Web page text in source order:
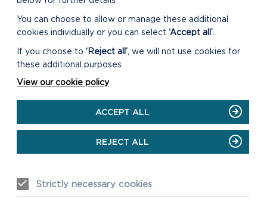
LLIF BYW
am 10yb ar 28/06/2023
GWYLIWCH Y LLIF BYWON
LLIF
You can choose to allow or manage these additional
cookies individually or you can select ‘Accept all’
If you choose to ‘Reject all’ , we will not use cookies for
these additional purposes
View our cookie policy
ACCEPT ALL
REJECT ALL
Strictly necessary cookies